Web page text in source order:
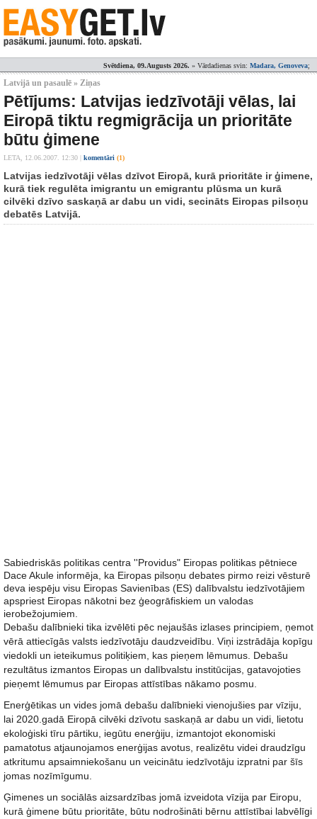
Svētdiena, 09.Augusts 2026. » Vārdadienas svin: Madara, Genoveva;
Latvijā un pasaulē » Ziņas
Pētījums: Latvijas iedzīvotāji vēlas, lai
Eiropā tiktu regmigrācija un prioritāte
būtu ģimene
LETA, 12.06.2007. 12:30 komentāri (1)
Latvijas iedzīvotāji vēlas dzīvot Eiropā, kurā prioritāte ir ģimene,
kurā tiek regulēta imigrantu un emigrantu plūsma un kurā
cilvēki dzīvo saskaņā ar dabu un vidi, secināts Eiropas pilsoņu
debatēs Latvijā.
Sabiedriskās politikas centra ''Providus" Eiropas politikas pētniece
Dace Akule informēja, ka Eiropas pilsoņu debates pirmo reizi vēsturē
deva iespēju visu Eiropas Savienības (ES) dalībvalstu iedzīvotājiem
apspriest Eiropas nākotni bez ģeogrāfiskiem un valodas
ierobežojumiem.
Debašu dalībnieki tika izvēlēti pēc nejaušās izlases principiem, ņemot
vērā attiecīgās valsts iedzīvotāju daudzveidību. Viņi izstrādāja kopīgu
viedokli un ieteikumus politiķiem, kas pieņem lēmumus. Debašu
rezultātus izmantos Eiropas un dalībvalstu institūcijas, gatavojoties
pieņemt lēmumus par Eiropas attīstības nākamo posmu.
Enerģētikas un vides jomā debašu dalībnieki vienojušies par vīziju,
lai 2020.gadā Eiropā cilvēki dzīvotu saskaņā ar dabu un vidi, lietotu
ekoloģiski tīru pārtiku, iegūtu enerģiju, izmantojot ekonomiski
pamatotus atjaunojamos enerģijas avotus, realizētu videi draudzīgu
atkritumu apsaimniekošanu un veicinātu iedzīvotāju izpratni par šīs
jomas nozīmīgumu.
Ģimenes un sociālās aizsardzības jomā izveidota vīzija par Eiropu,
kurā ģimene būtu prioritāte, būtu nodrošināti bērnu attīstībai labvēlīgi